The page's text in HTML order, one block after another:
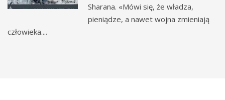
Sharana. «Mówi się, że władza,
pieniądze, a nawet wojna zmieniają
człowieka....